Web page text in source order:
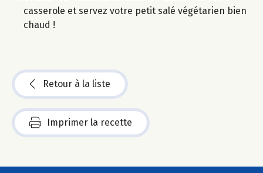
casserole et servez votre petit salé végétarien bien
chaud !
Retour à la liste
Imprimer la recette